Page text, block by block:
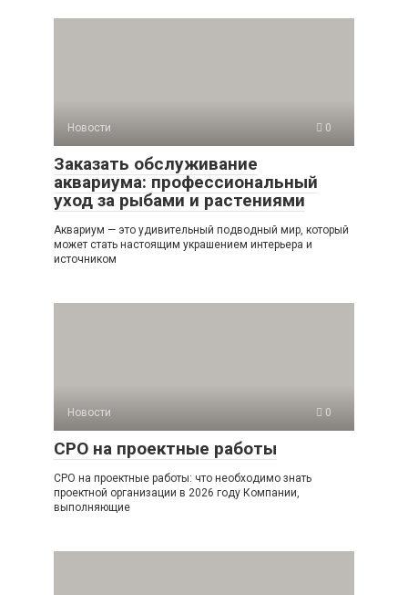
Новости 0
Заказать обслуживание
аквариума: профессиональный
уход за рыбами и растениями
Аквариум — это удивительный подводный мир, который
может стать настоящим украшением интерьера и
источником
Новости 0
СРО на проектные работы
СРО на проектные работы: что необходимо знать
проектной организации в 2026 году Компании,
выполняющие